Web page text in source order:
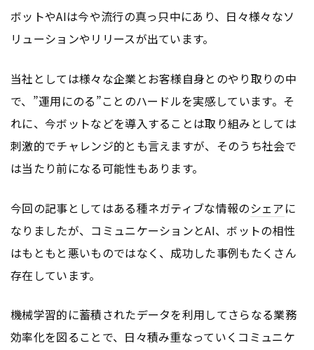
ボットやAIは今や流行の真っ只中にあり、日々様々なソ
リューションやリリースが出ています。
当社としては様々な企業とお客様自身とのやり取りの中
で、”運用にのる”ことのハードルを実感しています。そ
れに、今ボットなどを導入することは取り組みとしては
刺激的でチャレンジ的とも言えますが、そのうち社会で
は当たり前になる可能性もあります。
今回の記事としてはある種ネガティブな情報のシェアに
なりましたが、コミュニケーションとAI、ボットの相性
はもともと悪いものではなく、成功した事例もたくさん
存在しています。
機械学習的に蓄積されたデータを利用してさらなる業務
効率化を図ることで、日々積み重なっていくコミュニケ